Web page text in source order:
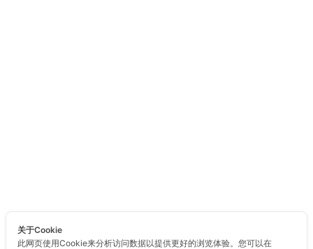
关于Cookie
此网页使用Cookie来分析访问数据以提供更好的浏览体验。您可以在